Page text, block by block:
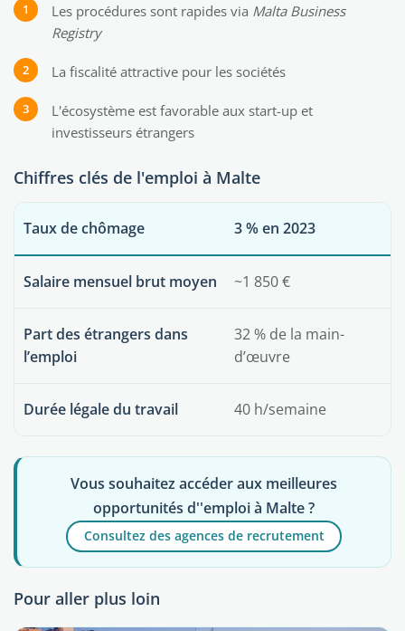
Les procédures sont rapides via Malta Business
Registry
La fiscalité attractive pour les sociétés
L'écosystème est favorable aux start-up et
investisseurs étrangers
Chiffres clés de l'emploi à Malte
Taux de chômage 3 % en 2023
Salaire mensuel brut moyen ~1 850 €
Part des étrangers dans
l’emploi
32 % de la main-
d’œuvre
Durée légale du travail 40 h/semaine
Vous souhaitez accéder aux meilleures
opportunités d''emploi à Malte ?
Consultez des agences de recrutement
Pour aller plus loin